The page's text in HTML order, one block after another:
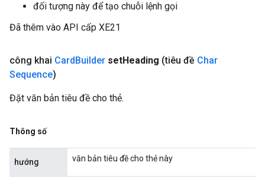
đối tượng này để tạo chuỗi lệnh gọi
Đã thêm vào API cấp XE21
công khai CardBuilder setHeading (tiêu đề Char
Sequence)
Đặt văn bản tiêu đề cho thẻ.
Thông số
hướng văn bản tiêu đề cho thẻ này